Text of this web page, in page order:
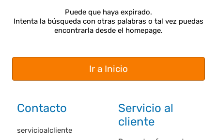
Puede que haya expirado.
Intenta la búsqueda con otras palabras o tal vez puedas
encontrarla desde el homepage.
Ir a Inicio
Contacto
servicioalcliente
Servicio al
cliente